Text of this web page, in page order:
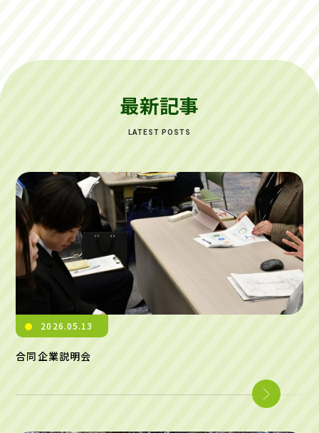
最新記事
LATEST POSTS
2026.05.13
合同企業説明会